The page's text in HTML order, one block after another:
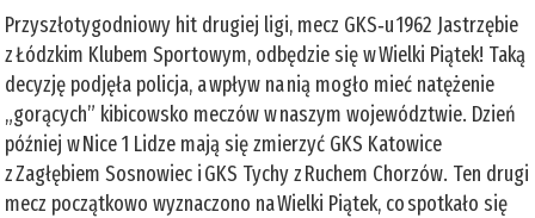
Przyszłotygodniowy hit drugiej ligi, mecz GKS‑u 1962 Jastrzębie
z Łódzkim Klubem Sportowym, odbędzie się w Wielki Piątek! Taką
decyzję podjęła policja, a wpływ na nią mogło mieć natężenie
„gorących” kibicowsko meczów w naszym województwie. Dzień
później w Nice 1 Lidze mają się zmierzyć GKS Katowice
z Zagłębiem Sosnowiec i GKS Tychy z Ruchem Chorzów. Ten drugi
mecz początkowo wyznaczono na Wielki Piątek, co spotkało się